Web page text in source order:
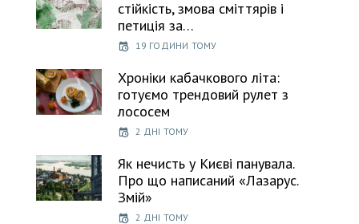
стійкість, змова сміттярів і
петиція за…
19 ГОДИНИ ТОМУ
Хроніки кабачкового літа:
готуємо трендовий рулет з
лососем
2 ДНІ ТОМУ
Як нечисть у Києві панувала.
Про що написаний «Лазарус.
Змій»
2 ДНІ ТОМУ